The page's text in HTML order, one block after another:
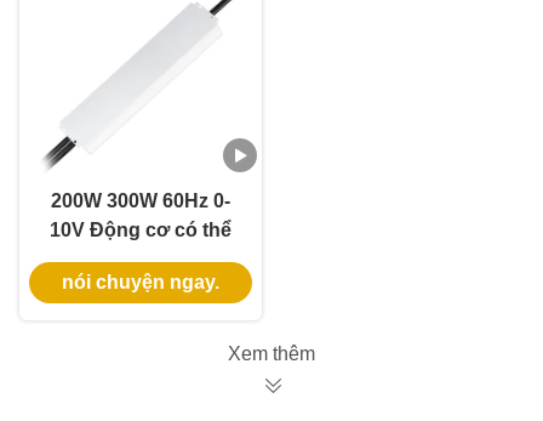
200W 300W 60Hz 0-
10V Động cơ có thể
tắt màn hình nguồn
điện làm mờ LED với
nói chuyện ngay.
Xem thêm